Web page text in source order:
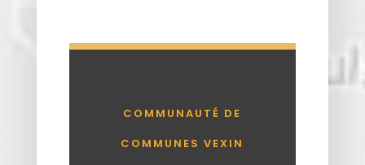
COMMUNAUTÉ DE
COMMUNES VEXIN